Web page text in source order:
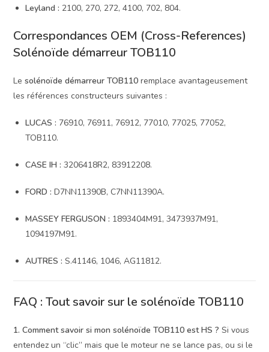
Leyland : 2100, 270, 272, 4100, 702, 804.
Correspondances OEM (Cross-References)
Solénoïde démarreur TOB110
Lesolénoïde démarreur TOB110 remplace avantageusement
les références constructeurs suivantes :
LUCAS : 76910, 76911, 76912, 77010, 77025, 77052,
TOB110.
CASE IH : 3206418R2, 83912208.
FORD : D7NN11390B, C7NN11390A.
MASSEY FERGUSON : 1893404M91, 3473937M91,
1094197M91.
AUTRES : S.41146, 1046, AG11812.
FAQ : Tout savoir sur le solénoïde TOB110
1. Comment savoir si mon solénoïde TOB110 est HS ? Si vous
entendez un “clic” mais que le moteur ne se lance pas, ou si le